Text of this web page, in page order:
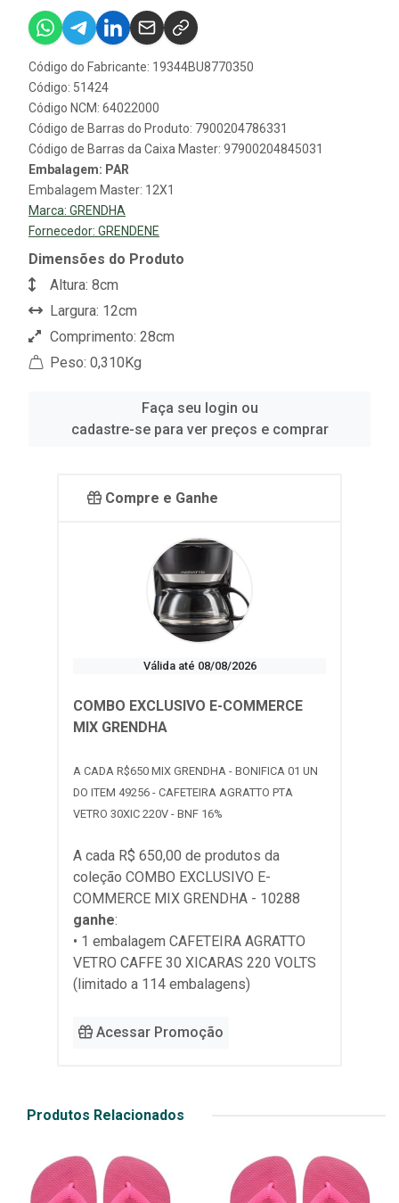
Código do Fabricante: 19344BU8770350
Código: 51424
Código NCM: 64022000
Código de Barras do Produto: 7900204786331
Código de Barras da Caixa Master: 97900204845031
Embalagem: PAR
Embalagem Master: 12X1
Marca: GRENDHA
Fornecedor: GRENDENE
Dimensões do Produto
Altura: 8cm
Largura: 12cm
Comprimento: 28cm
Peso: 0,310Kg
Faça seu login ou
cadastre-se para ver preços e comprar
Compre e Ganhe
Válida até 08/08/2026
COMBO EXCLUSIVO E-COMMERCE
MIX GRENDHA
A CADA R$650 MIX GRENDHA - BONIFICA 01 UN
DO ITEM 49256 - CAFETEIRA AGRATTO PTA
VETRO 30XIC 220V - BNF 16%
A cada R$ 650,00 de produtos da
coleção COMBO EXCLUSIVO E-
COMMERCE MIX GRENDHA - 10288
ganhe:
• 1 embalagem CAFETEIRA AGRATTO
VETRO CAFFE 30 XICARAS 220 VOLTS
(limitado a 114 embalagens)
Acessar Promoção
Produtos Relacionados